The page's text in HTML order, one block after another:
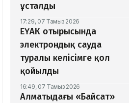
ұсталды
17:29, 07 Тамыз 2026
ЕҮАК отырысында
электрондық сауда
туралы келісімге қол
қойылды
16:49, 07 Тамыз 2026
Алматыдағы «Байсат»